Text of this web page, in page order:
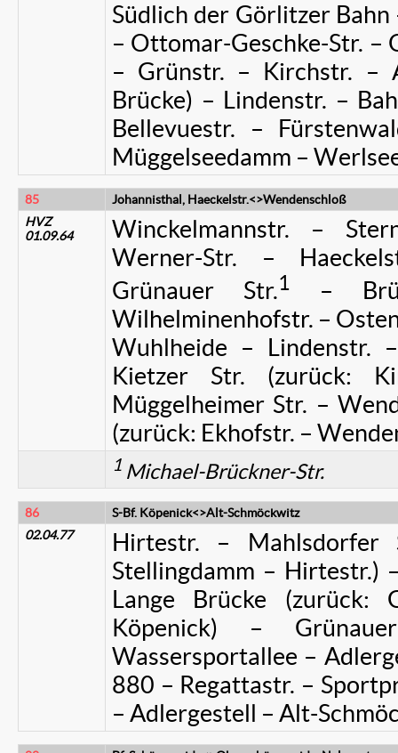
Südlich der Görlitzer
– Ottomar-Geschke-Str. –
– Grünstr. – Kirchstr. –
Brücke) – Lindenstr. –
Bellevuestr. –
Müggelseedamm –
85
Johannisthal, Haeckelstr.<>Wendenschloß
HVZ
01.09.64
Winckelmannstr. –
Werner-Str. –
Grünauer Str.1 –
Wilhelminenhofstr. –
Wuhlheide – Lindenstr.
Kietzer Str. (zurück:
Müggelheimer Str. –
(zurück: Ekhofstr. –
1 Michael-Brückner-Str.
86
S-Bf. Köpenick<>Alt-Schmöckwitz
02.04.77
Hirtestr. – Mahlsdorfer
Stellingdamm – Hirtestr.)
Lange Brücke
Köpenick) –
Wassersportallee –
880 – Regattastr. –
– Adlergestell – Alt-